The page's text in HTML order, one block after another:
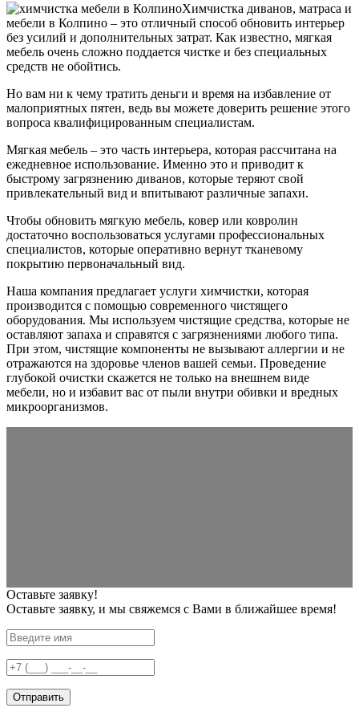
Химчистка диванов, матраса и
мебели в Колпино – это отличный способ обновить интерьер
без усилий и дополнительных затрат. Как известно, мягкая
мебель очень сложно поддается чистке и без специальных
средств не обойтись.
Но вам ни к чему тратить деньги и время на избавление от
малоприятных пятен, ведь вы можете доверить решение этого
вопроса квалифицированным специалистам.
Мягкая мебель – это часть интерьера, которая рассчитана на
ежедневное использование. Именно это и приводит к
быстрому загрязнению диванов, которые теряют свой
привлекательный вид и впитывают различные запахи.
Чтобы обновить мягкую мебель, ковер или ковролин
достаточно воспользоваться услугами профессиональных
специалистов, которые оперативно вернут тканевому
покрытию первоначальный вид.
Наша компания предлагает услуги химчистки, которая
производится с помощью современного чистящего
оборудования. Мы используем чистящие средства, которые не
оставляют запаха и справятся с загрязнениями любого типа.
При этом, чистящие компоненты не вызывают аллергии и не
отражаются на здоровье членов вашей семьи. Проведение
глубокой очистки скажется не только на внешнем виде
мебели, но и избавит вас от пыли внутри обивки и вредных
микроорганизмов.
Оставьте заявку!
Оставьте заявку, и мы свяжемся с Вами в ближайшее время!
Отправить